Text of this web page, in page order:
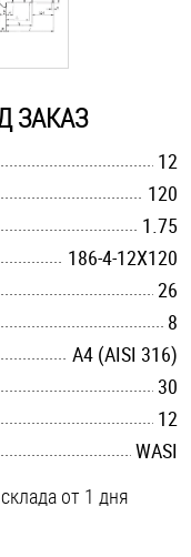
ЗАКАЗ
12
120
1.75
186-4-12X120
26
8
A4 (AISI 316)
30
12
WASI
от 1 дня